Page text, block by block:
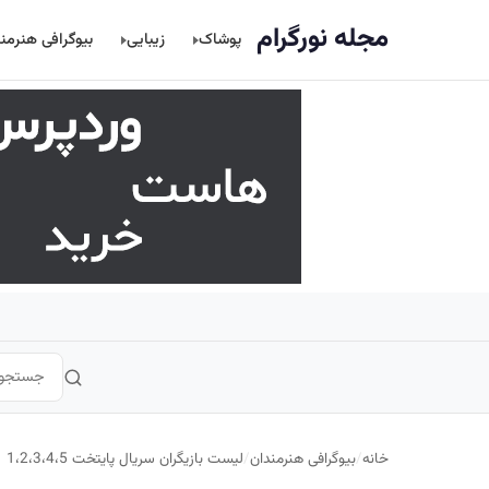
مجله نورگرام پوشاک زیبایی بیوگرافی
خانه/بیوگرافی هنرمندان/لیست بازیگران سریال پایتخت 1،2،3،4،5